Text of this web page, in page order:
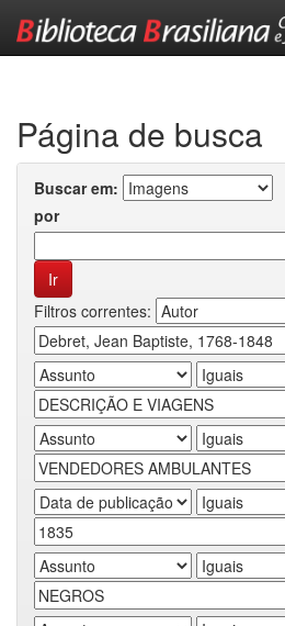
Página de busca
Buscar em:
por
Filtros correntes: